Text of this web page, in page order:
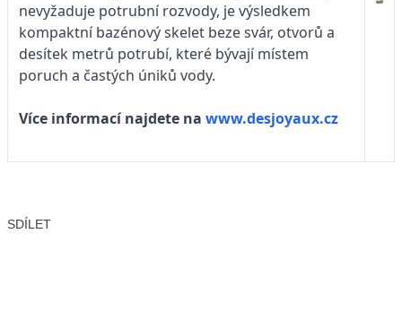
nevyžaduje potrubní rozvody, je výsledkem
kompaktní bazénový skelet beze svár, otvorů a
desítek metrů potrubí, které bývají místem
poruch a častých úniků vody.
Více informací najdete na www.desjoyaux.cz
SDÍLET